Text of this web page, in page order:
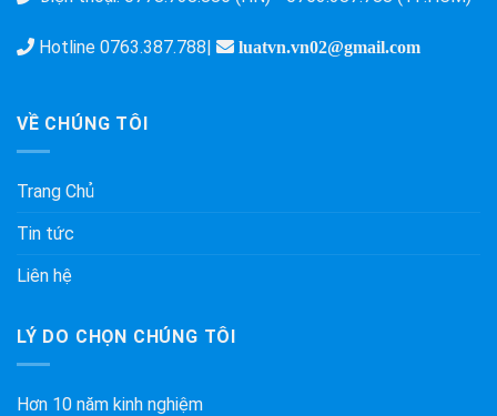
Hotline 0763.387.788| luatvn.vn02@gmail.com
VỀ CHÚNG TÔI
Trang Chủ
Tin tức
Liên hệ
LÝ DO CHỌN CHÚNG TÔI
Hơn 10 năm kinh nghiệm